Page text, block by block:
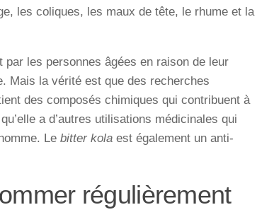
les coliques, les maux de tête, le rhume et la
les personnes âgées en raison de leur
Mais la vérité est que des recherches
des composés chimiques qui contribuent à
a d’autres utilisations médicinales qui
Le bitter kola est également un anti-
régulièrement